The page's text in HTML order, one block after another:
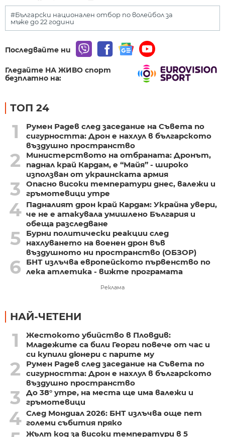
#Български национален отбор по волейбол за
мъже до 22 години
Последвайте ни
Гледайте НА ЖИВО спорт
безплатно на:
ТОП 24
1
Румен Радев след заседание на Съвета по
сигурността: Дрон е нахлул в българското
въздушно пространство
2
Министерството на отбраната: Дронът,
паднал край Кардам, е “Майя” - широко
използван от украинската армия
3
Опасно високи температури днес, валежи и
гръмотевици утре
4 Падналият дрон край Кардам: Украйна увери,
че не е атакувала умишлено България и
обеща разследване
5
Бурни политически реакции след
нахлуването на военен дрон във
въздушното ни пространство (ОБЗОР)
6
БНТ излъчва европейското първенство по
лека атлетика - вижте програмата
Реклама
НАЙ-ЧЕТЕНИ
1
Жестокото убийство в Пловдив:
Младежите са били Георги повече от час и
си купили дюнери с парите му
2
Румен Радев след заседание на Съвета по
сигурността: Дрон е нахлул в българското
въздушно пространство
3
До 38° утре, на места ще има валежи и
гръмотевици
4 След Мондиал 2026: БНТ излъчва още пет
големи събития пряко
Жълт код за високи температури в 5